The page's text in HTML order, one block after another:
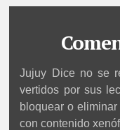
Jujuy Dice no se
vertidos por sus
bloquear o
con contenido